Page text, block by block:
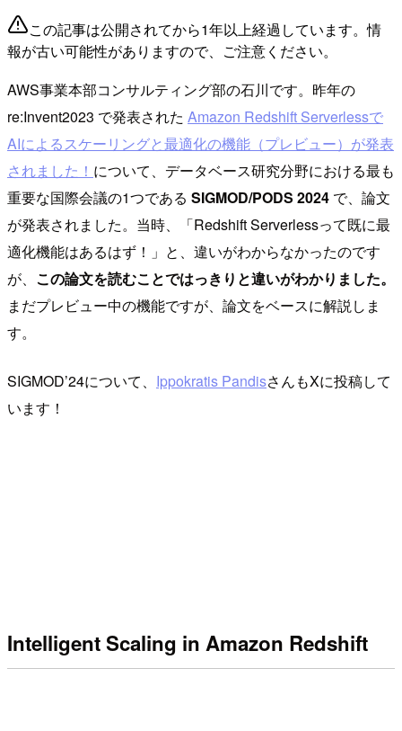
この記事は公開されてから1年以上経過しています。情
報が古い可能性がありますので、ご注意ください。
AWS事業本部コンサルティング部の石川です。昨年の
re:Invent2023 で発表された Amazon Redshift Serverlessで
AIによるスケーリングと最適化の機能（プレビュー）が発表
されました！ について、データベース研究分野における最も
重要な国際会議の1つである SIGMOD/PODS 2024 で、論文
が発表されました。当時、「Redshift Serverlessって既に最
適化機能はあるはず！」と、違いがわからなかったのです
が、 この論文を読むことではっきりと違いがわかりました。
まだプレビュー中の機能ですが、論文をベースに解説しま
す。
SIGMOD’24について、 Ippokratis PandisさんもXに投稿して
います！
Intelligent Scaling in Amazon Redshift